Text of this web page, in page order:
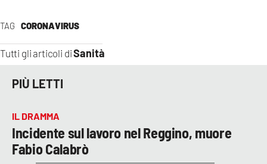
TAG CORONAVIRUS
Tutti gli articoli diSanità
PIÙ LETTI
IL DRAMMA
Incidente sul lavoro nel Reggino, muore
Fabio Calabrò